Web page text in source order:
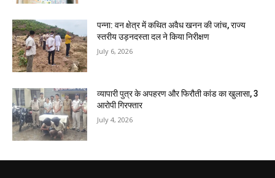
पन्ना: वन क्षेत्र में कथित अवैध खनन की जांच, राज्य
स्तरीय उड़नदस्ता दल ने किया निरीक्षण
July 6, 2026
व्यापारी पुत्र के अपहरण और फिरौती कांड का खुलासा, 3
आरोपी गिरफ्तार
July 4, 2026